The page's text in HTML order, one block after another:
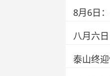
8月6日
八月六
泰山终